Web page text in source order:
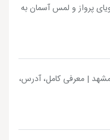
پرواز و لمس آسمان به
| معرفی کامل، آدرس،